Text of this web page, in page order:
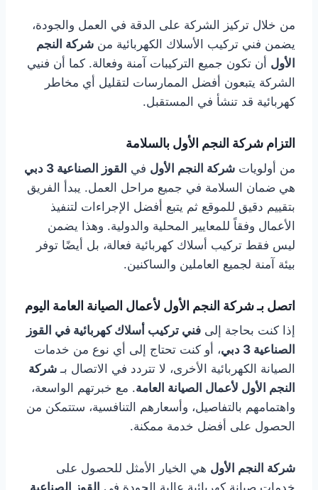
من خلال تركيز الشركة على الدقة في العمل والجودة،
يضمن فني تركيب الأسلاك الكهربائية من شركة النجم
الأول أن تكون جميع التركيبات آمنة وفعالة. كما أن فنيي
الشركة يتبعون أفضل الممارسات لتقليل أي مخاطر
كهربائية قد تنشأ في المستقبل.
التزام شركة النجم الأول بالسلامة
من أولويات شركة النجم الأول في القوز الصناعية 3 دبي
هي ضمان السلامة في جميع مراحل العمل. يبدأ الفريق
بتقييم دقيق للموقع ثم يتبع أفضل الإجراءات لتنفيذ
الأعمال وفقاً للمعايير المحلية والدولية. وهذا يضمن
ليس فقط تركيب أسلاك كهربائية فعالة، بل أيضًا توفر
بيئة آمنة لجميع العاملين والساكنين.
اتصل بـ شركة النجم الأول لأعمال الصيانة العامة اليوم
إذا كنت بحاجة إلى فني تركيب أسلاك كهربائية في القوز
الصناعية 3 دبي
، أو كنت تحتاج إلى أي نوع من خدمات
الصيانة الكهربائية الأخرى، لا تتردد في الاتصال بـ شركة
النجم الأول لأعمال الصيانة العامة. مع خبرتهم الواسعة،
واهتمامهم بالتفاصيل، وأسعارهم التنافسية، ستتمكن من
الحصول على أفضل خدمة ممكنة.
شركة النجم الأول هي الخيار الأمثل للحصول على